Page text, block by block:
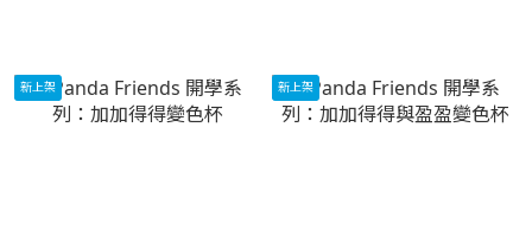
新上架 新上架